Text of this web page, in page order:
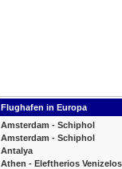
Flughafen in Europa
Amsterdam - Schiphol
Amsterdam - Schiphol
Antalya
Athen - Eleftherios Venizelos